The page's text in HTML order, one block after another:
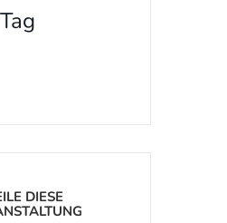
DIESE